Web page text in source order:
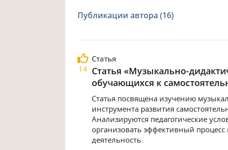
Публикации автора (16)
14
Статья
Статья «Музыкально-
обучающихся к
Статья посвящена изучению
инструмента развития
Анализируются педагогические
организовать эффективный
деятельность.